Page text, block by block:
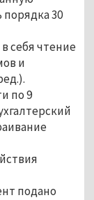
30
себя чтение
и
по 9
подано